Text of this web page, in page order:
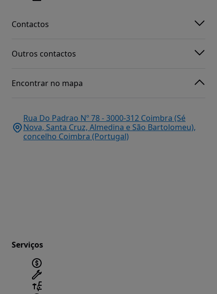
Contactos
Outros contactos
Encontrar no mapa
Rua Do Padrao Nº 78 - 3000-312 Coimbra (Sé
Nova, Santa Cruz, Almedina e São Bartolomeu),
concelho Coimbra (Portugal)
Serviços